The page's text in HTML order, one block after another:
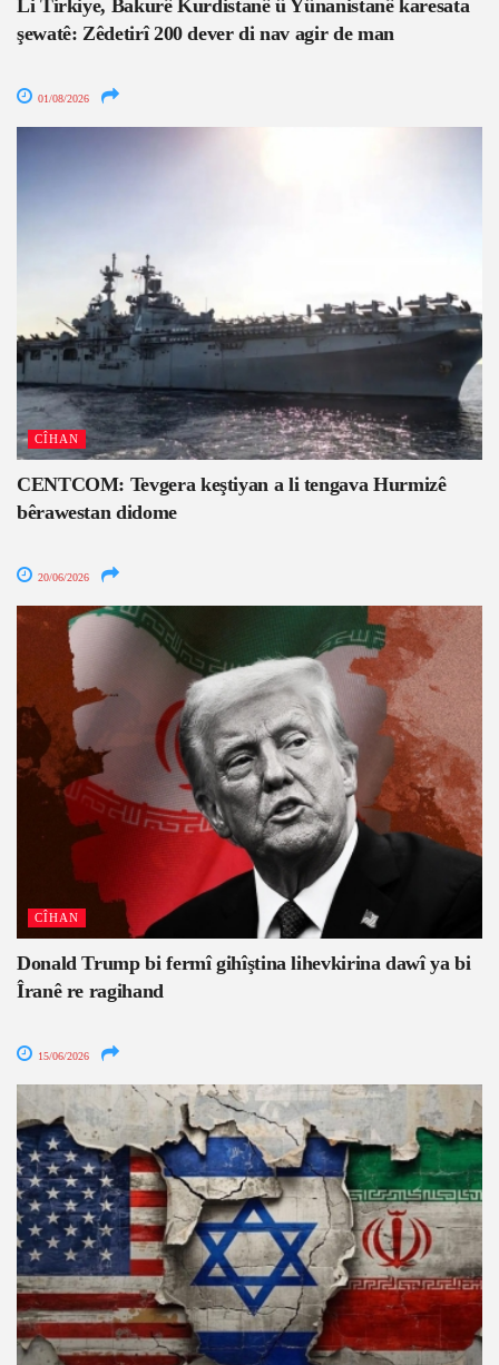
Li Tirkiye, Bakurê Kurdistanê û Yûnanistanê karesata
şewatê: Zêdetirî 200 dever di nav agir de man
01/08/2026
CÎHAN
CENTCOM: Tevgera keştiyan a li tengava Hurmizê
bêrawestan didome
20/06/2026
CÎHAN
Donald Trump bi fermî gihîştina lihevkirina dawî ya bi
Îranê re ragihand
15/06/2026